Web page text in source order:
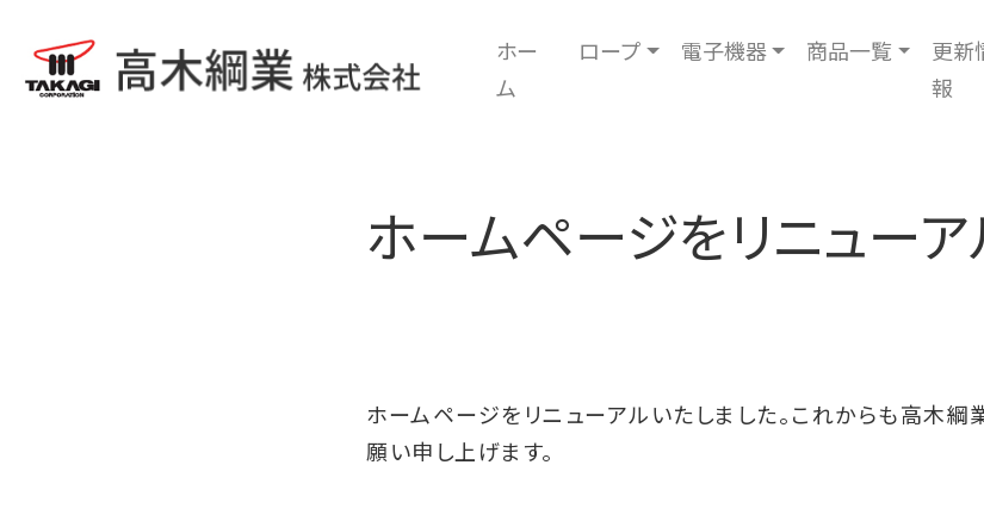
ホー
ム
ロープ 電子機器 商品一覧
更新
報
ホームページをリニューア
ホームページをリニューアルいたしました。これからも高木綱
願い申し上げます。